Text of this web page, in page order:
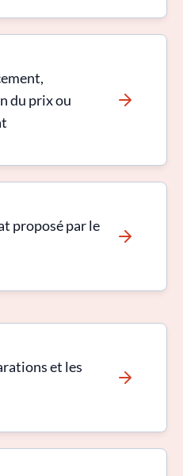
du prix ou
proposé par le
et les